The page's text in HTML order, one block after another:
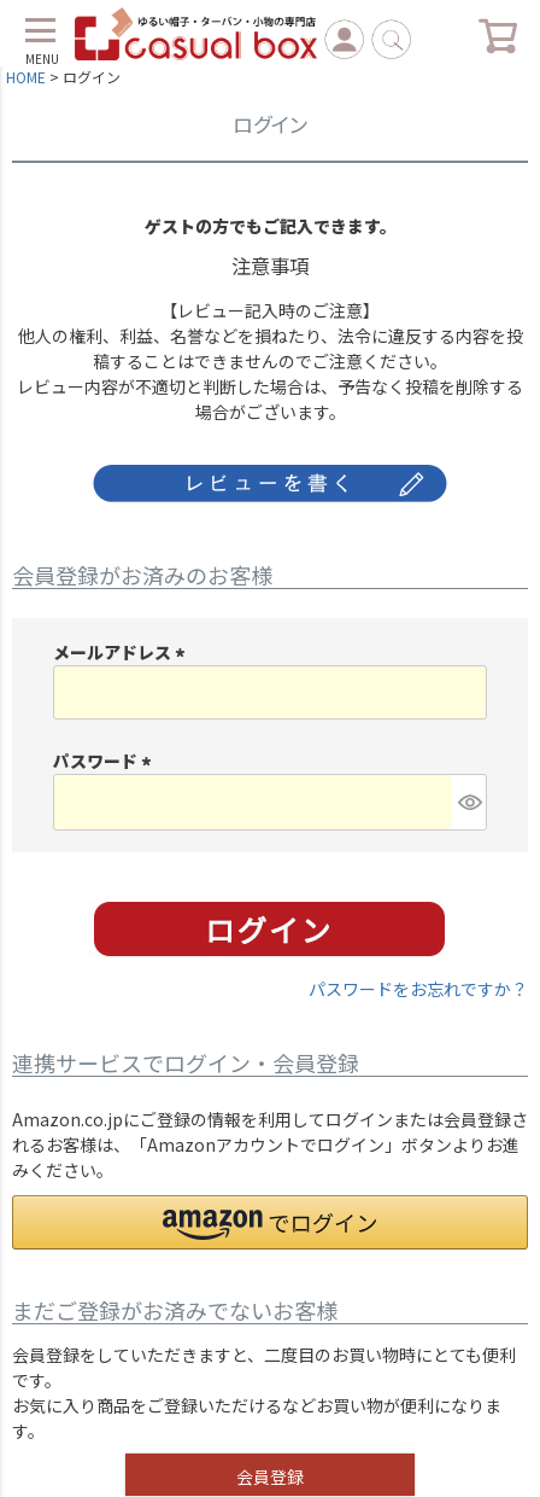
MENU
HOME ログイン
ログイン
ゲストの方でもご記入できます。
注意事項
【レビュー記入時のご注意】
他人の権利、利益、名誉などを損ねたり、法令に違反する内容を投
稿することはできませんのでご注意ください。
レビュー内容が不適切と判断した場合は、予告なく投稿を削除する
場合がございます。
会員登録がお済みのお客様
メールアドレス
パスワード
パスワードをお忘れですか？
連携サービスでログイン・会員登録
Amazon.co.jpにご登録の情報を利用してログインまたは会員登録さ
れるお客様は、「Amazonアカウントでログイン」ボタンよりお進
みください。
まだご登録がお済みでないお客様
会員登録をしていただきますと、二度目のお買い物時にとても便利
です。
お気に入り商品をご登録いただけるなどお買い物が便利になりま
す。
会員登録